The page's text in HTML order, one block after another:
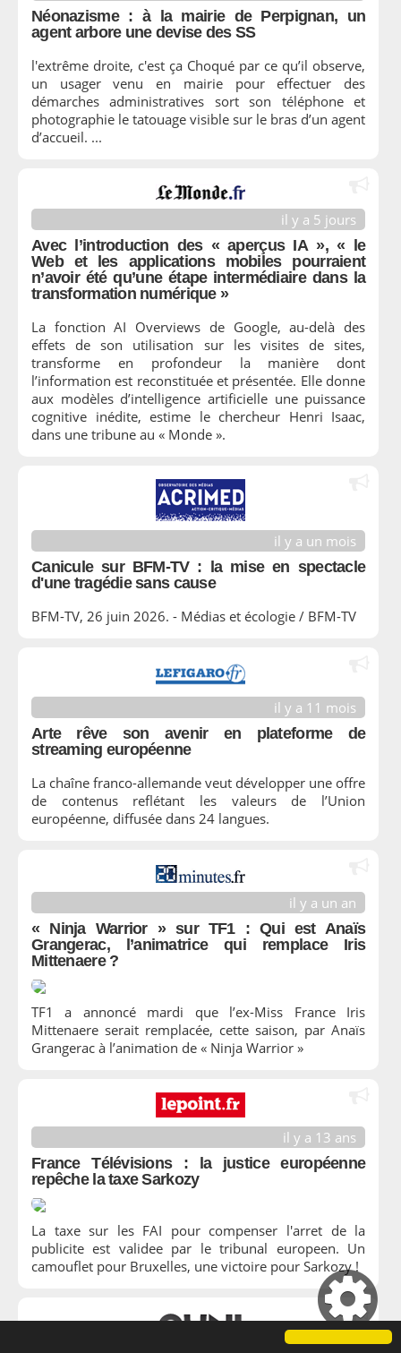
Néonazisme : à la mairie de Perpignan, un
agent arbore une devise des SS
l'extrême droite, c'est ça Choqué par ce qu’il observe,
un usager venu en mairie pour effectuer des
démarches administratives sort son téléphone et
photographie le tatouage visible sur le bras d’un agent
d’accueil. ...
il y a 5 jours
Avec l’introduction des « aperçus IA », « le
Web et les applications mobiles pourraient
n’avoir été qu’une étape intermédiaire dans la
transformation numérique »
La fonction AI Overviews de Google, au-delà des
effets de son utilisation sur les visites de sites,
transforme en profondeur la manière dont
l’information est reconstituée et présentée. Elle donne
aux modèles d’intelligence artificielle une puissance
cognitive inédite, estime le chercheur Henri Isaac,
dans une tribune au « Monde ».
il y a un mois
Canicule sur BFM-TV : la mise en spectacle
d'une tragédie sans cause
BFM-TV, 26 juin 2026. - Médias et écologie / BFM-TV
il y a 11 mois
Arte rêve son avenir en plateforme de
streaming européenne
La chaîne franco-allemande veut développer une offre
de contenus reflétant les valeurs de l’Union
européenne, diffusée dans 24 langues.
il y a un an
« Ninja Warrior » sur TF1 : Qui est Anaïs
Grangerac, l’animatrice qui remplace Iris
Mittenaere ?
TF1 a annoncé mardi que l’ex-Miss France Iris
Mittenaere serait remplacée, cette saison, par Anaïs
Grangerac à l’animation de « Ninja Warrior »
il y a 13 ans
France Télévisions : la justice européenne
repêche la taxe Sarkozy
La taxe sur les FAI pour compenser l'arret de la
publicite est validee par le tribunal europeen. Un
camouflet pour Bruxelles, une victoire pour Sarkozy !